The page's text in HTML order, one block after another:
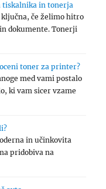
tiskalnika in tonerja
če želimo hitro
dokumente. Tonerji
toner za printer?
med vami postalo
ki vam sicer vzame
in učinkovita
pridobiva na